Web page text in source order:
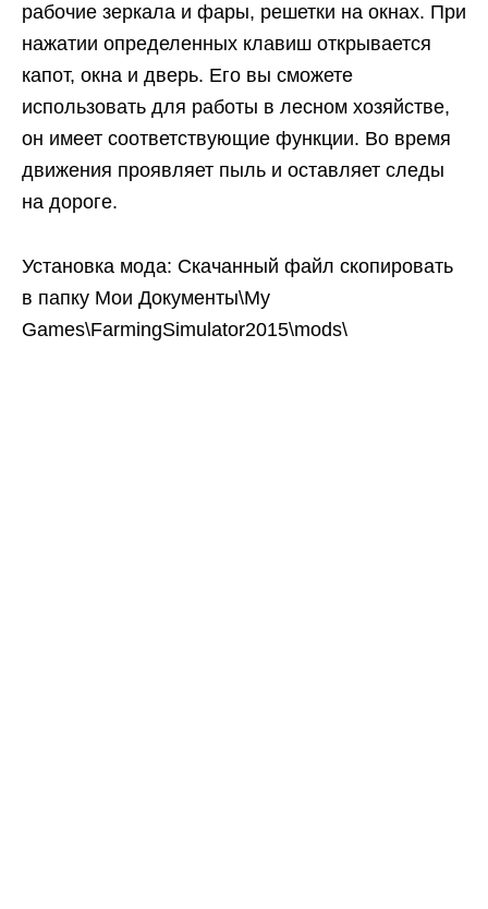
рабочие зеркала и фары, решетки на окнах. При
нажатии определенных клавиш открывается
капот, окна и дверь. Его вы сможете
использовать для работы в лесном хозяйстве,
он имеет соответствующие функции. Во время
движения проявляет пыль и оставляет следы
на дороге.
Установка мода: Скачанный файл скопировать
в папку Мои Документы\My
Games\FarmingSimulator2015\mods\